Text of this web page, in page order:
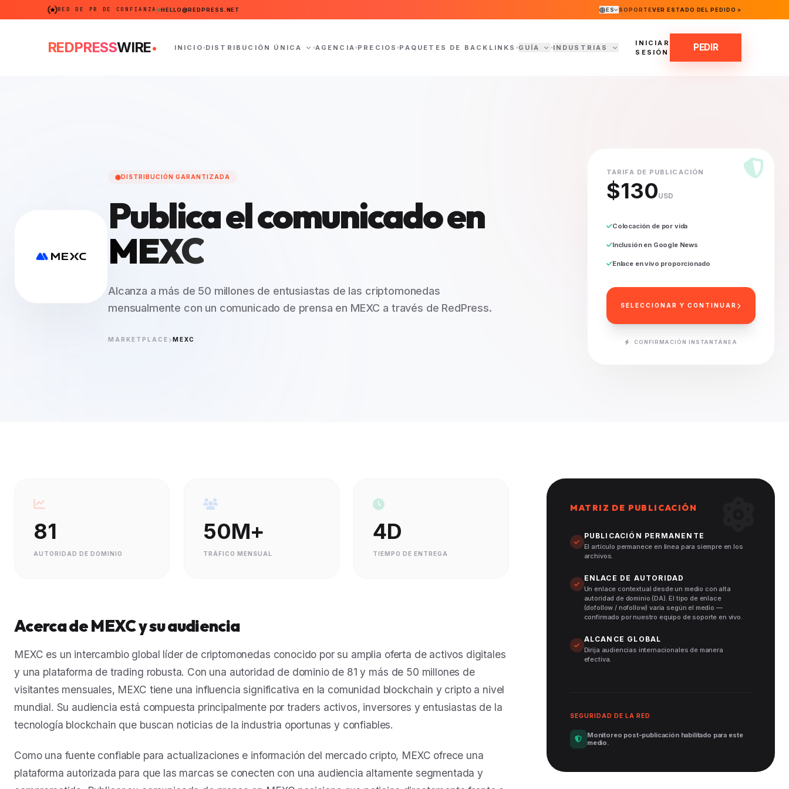
RED DE PR DE CONFIANZA HELLO@REDPRESS.NET ES SOPORTEVER ESTADO DEL PEDIDO >
REDPRESSWIRE. INICIO DISTRIBUCIÓN ÚNICA AGENCIA PRECIOS PAQUETES DE BACKLINKS GUÍA INDUSTRIAS
INICIAR
SESIÓN
PEDIR
DISTRIBUCIÓN GARANTIZADA
Publica el comunicado en
MEXC
Alcanza a más de 50 millones de entusiastas de las criptomonedas
mensualmente con un comunicado de prensa en MEXC a través de RedPress.
MARKETPLACE MEXC
TARIFA DE PUBLICACIÓN
$130USD
Colocación de por vida
Inclusión en Google News
Enlace en vivo proporcionado
SELECCIONAR Y CONTINUAR
CONFIRMACIÓN INSTANTÁNEA
81
AUTORIDAD DE DOMINIO
50M+
TRÁFICO MENSUAL
4D
TIEMPO DE ENTREGA
Acerca de MEXC y su audiencia
MEXC es un intercambio global líder de criptomonedas conocido por su amplia oferta de activos digitales
y una plataforma de trading robusta. Con una autoridad de dominio de 81 y más de 50 millones de
visitantes mensuales, MEXC tiene una influencia significativa en la comunidad blockchain y cripto a nivel
mundial. Su audiencia está compuesta principalmente por traders activos, inversores y entusiastas de la
tecnología blockchain que buscan noticias de la industria oportunas y confiables.
Como una fuente confiable para actualizaciones e información del mercado cripto, MEXC ofrece una
plataforma autorizada para que las marcas se conecten con una audiencia altamente segmentada y
MATRIZ DE PUBLICACIÓN
PUBLICACIÓN PERMANENTE
El artículo permanece en línea para siempre en los
archivos.
ENLACE DE AUTORIDAD
Un enlace contextual desde un medio con alta
autoridad de dominio (DA). El tipo de enlace
(dofollow / nofollow) varía según el medio —
confirmado por nuestro equipo de soporte en vivo.
ALCANCE GLOBAL
Dirija audiencias internacionales de manera
efectiva.
SEGURIDAD DE LA RED
Monitoreo post-publicación habilitado para este
medio.